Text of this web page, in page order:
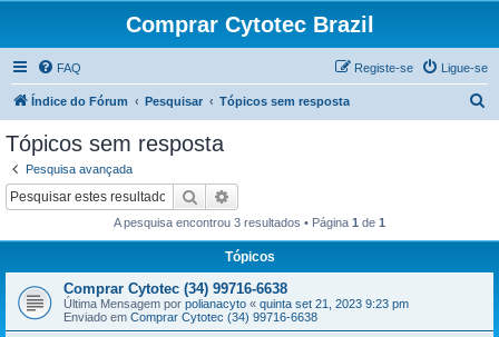
Comprar Cytotec Brazil
FAQ Ligue-se
Registe-se
Índice do Fórum Pesquisar Tópicos sem resposta
Tópicos sem resposta
Pesquisa avançada
Pesquisar
A pesquisa encontrou 3 resultados • Página 1 de 1
Tópicos
Comprar Cytotec (34) 99716-6638
Última Mensagem por polianacyto « quinta set 21, 2023 9:23 pm
Enviado em Comprar Cytotec (34) 99716-6638